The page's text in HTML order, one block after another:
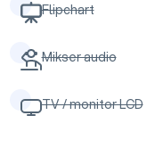
Flipchart
Mikser audio
TV / monitor LCD